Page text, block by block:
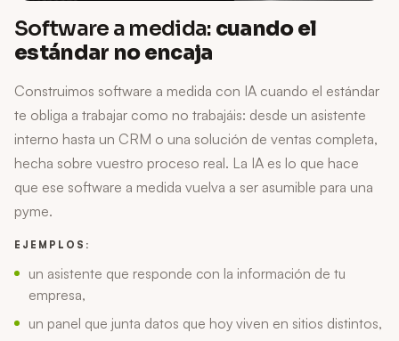
Software a medida: cuando el
estándar no encaja
Construimos software a medida con IA cuando el estándar
te obliga a trabajar como no trabajáis: desde un asistente
interno hasta un CRM o una solución de ventas completa,
hecha sobre vuestro proceso real. La IA es lo que hace
que ese software a medida vuelva a ser asumible para una
pyme.
EJEMPLOS:
un asistente que responde con la información de tu
empresa,
un panel que junta datos que hoy viven en sitios distintos,